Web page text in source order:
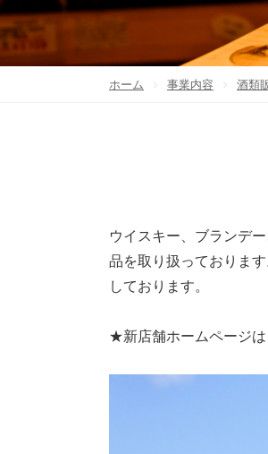
ホーム 事業内容 酒類
ウイスキー、ブランデ
品を取り扱っておりま
しております。
★新店舗ホームページは